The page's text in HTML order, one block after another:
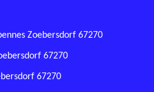
Zoebersdorf 67270
67270
67270